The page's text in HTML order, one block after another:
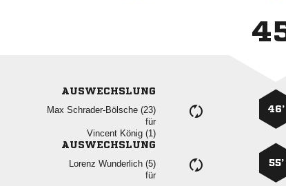
AUSWECHSLUNG
  
für
  
46’
AUSWECHSLUNG
  
für
55’